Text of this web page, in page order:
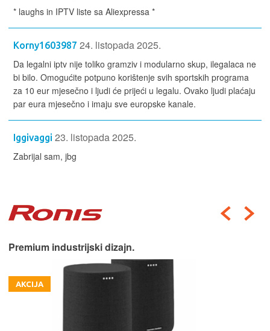
* laughs in IPTV liste sa Aliexpressa *
Korny1603987 24. listopada 2025.
Da legalni iptv nije toliko gramziv i modularno skup, ilegalaca ne
bi bilo. Omogućite potpuno korištenje svih sportskih programa
za 10 eur mjesečno i ljudi će prijeći u legalu. Ovako ljudi plaćaju
par eura mjesečno i imaju sve europske kanale.
Iggivaggi 23. listopada 2025.
Zabrijal sam, jbg
Premium industrijski dizajn.
AKCIJA